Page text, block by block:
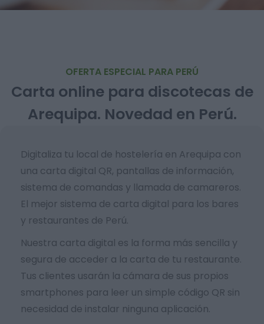
OFERTA ESPECIAL PARA PERÚ
Carta online para discotecas de
Arequipa. Novedad en Perú.
Digitaliza tu local de hostelería en Arequipa con
una carta digital QR, pantallas de información,
sistema de comandas y llamada de camareros.
El mejor sistema de carta digital para los bares
y restaurantes de Perú.
Nuestra carta digital es la forma más sencilla y
segura de acceder a la carta de tu restaurante.
Tus clientes usarán la cámara de sus propios
smartphones para leer un simple código QR sin
necesidad de instalar ninguna aplicación.